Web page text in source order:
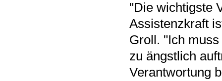
"Die wichtigste
Assistenzkraft
Groll. "Ich
zu ängstlich
Verantwortung